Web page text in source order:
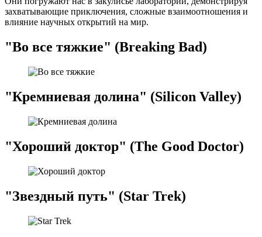
захватывающие приключения, сложные взаимоотношения и
влияние научных открытий на мир.
"Во все тяжкие" (Breaking Bad)
"Кремниевая долина" (Silicon Valley)
"Хороший доктор" (The Good Doctor)
"Звездный путь" (Star Trek)